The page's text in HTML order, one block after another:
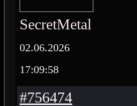
SecretMetal
02.06.2026
17:09:58
#756474